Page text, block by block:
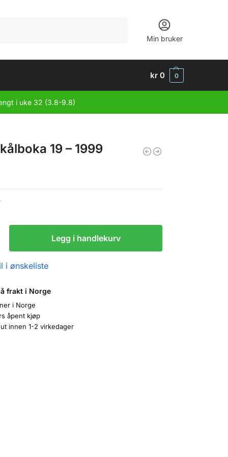
Min bruker
kr 0 0
i uke 32 (3.8-9.8)
19 – 1999
Legg i handlekurv
i ønskeliste
frakt i Norge
i Norge
åpent kjøp
innen 1-2 virkedager